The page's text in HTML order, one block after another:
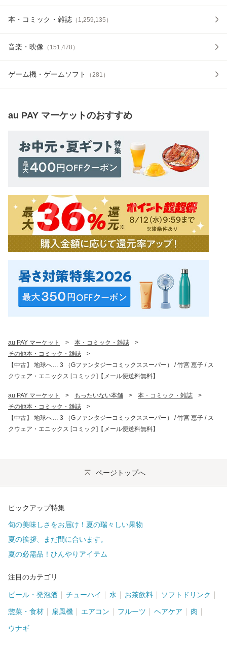
本・コミック・雑誌 （ 1,259,135 ）
音楽・映像 （ 151,478 ）
ゲーム機・ゲームソフト （281 ）
au PAY マーケットのおすすめ
au PAY マーケット > 本・コミック・雑誌
>
その他本・コミック・雑誌
>
【中古】 地球へ… 3 （Gファンタジーコミックススーパー） / 竹宮 恵子 / ス
クウェア・エニックス [コミック]【メール便送料無料】
au PAY マーケット > もったいない本舗 > 本・コミック・雑誌
>
その他本・コミック・雑誌
>
【中古】 地球へ… 3 （Gファンタジーコミックススーパー） / 竹宮 恵子 / ス
クウェア・エニックス [コミック]【メール便送料無料】
ページトップへ
ピックアップ特集
旬の美味しさをお届け！夏の瑞々しい果物
夏の挨拶、まだ間に合います。
夏の必需品！ひんやりアイテム
注目のカテゴリ
ビール・発泡酒 チューハイ 水 お茶飲料 ソフトドリンク
惣菜・食材 扇風機 エアコン フルーツ ヘアケア 肉
ウナギ